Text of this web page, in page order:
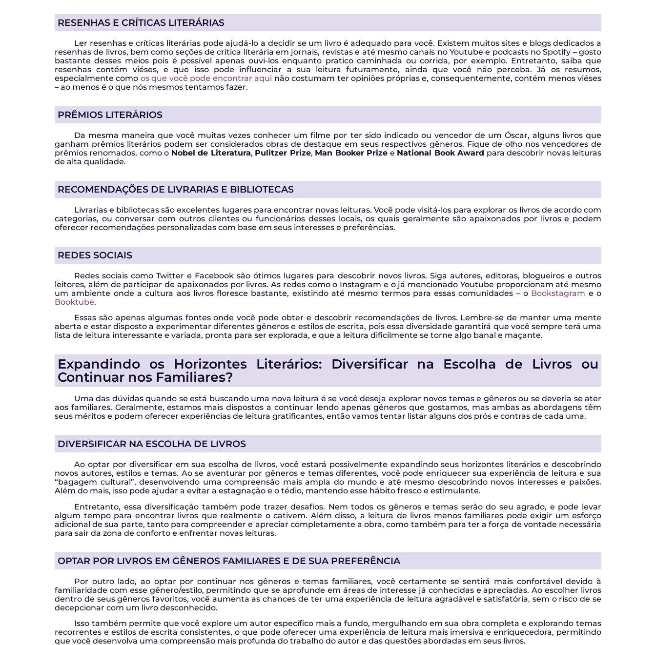
RESENHAS E CRÍTICAS LITERÁRIAS
Ler resenhas e críticas literárias pode ajudá-lo a decidir se um livro é adequado para você. Existem muitos sites e blogs dedicados a
resenhas de livros, bem como seções de crítica literária em jornais, revistas e até mesmo canais no Youtube e podcasts no Spotify – gosto
bastante desses meios pois é possível apenas ouvi-los enquanto pratico caminhada ou corrida, por exemplo. Entretanto, saiba que
resenhas contém viéses, e que isso pode influenciar a sua leitura futuramente, ainda que você não perceba. Já os resumos,
especialmente como os que você pode encontrar aqui não costumam ter opiniões próprias e, consequentemente, contém menos viéses
– ao menos é o que nós mesmos tentamos fazer.
PRÊMIOS LITERÁRIOS
Da mesma maneira que você muitas vezes conhecer um filme por ter sido indicado ou vencedor de um Óscar, alguns livros que
ganham prêmios literários podem ser considerados obras de destaque em seus respectivos gêneros. Fique de olho nos vencedores de
prêmios renomados, como o Nobel de Literatura, Pulitzer Prize, Man Booker Prize e National Book Award para descobrir novas leituras
de alta qualidade.
RECOMENDAÇÕES DE LIVRARIAS E BIBLIOTECAS
Livrarias e bibliotecas são excelentes lugares para encontrar novas leituras. Você pode visitá-los para explorar os livros de acordo com
categorias, ou conversar com outros clientes ou funcionários desses locais, os quais geralmente são apaixonados por livros e podem
oferecer recomendações personalizadas com base em seus interesses e preferências.
REDES SOCIAIS
Redes sociais como Twitter e Facebook são ótimos lugares para descobrir novos livros. Siga autores, editoras, blogueiros e outros
leitores, além de participar de apaixonados por livros. As redes como o Instagram e o já mencionado Youtube proporcionam até mesmo
um ambiente onde a cultura aos livros floresce bastante, existindo até mesmo termos para essas comunidades – o Bookstagram e o
Booktube.
Essas são apenas algumas fontes onde você pode obter e descobrir recomendações de livros. Lembre-se de manter uma mente
aberta e estar disposto a experimentar diferentes gêneros e estilos de escrita, pois essa diversidade garantirá que você sempre terá uma
lista de leitura interessante e variada, pronta para ser explorada, e que a leitura dificilmente se torne algo banal e maçante.
Expandindo os Horizontes Literários: Diversificar na Escolha de Livros ou
Continuar nos Familiares?
Uma das dúvidas quando se está buscando uma nova leitura é se você deseja explorar novos temas e gêneros ou se deveria se ater
aos familiares. Geralmente, estamos mais dispostos a continuar lendo apenas gêneros que gostamos, mas ambas as abordagens têm
seus méritos e podem oferecer experiências de leitura gratificantes, então vamos tentar listar alguns dos prós e contras de cada uma.
DIVERSIFICAR NA ESCOLHA DE LIVROS
Ao optar por diversificar em sua escolha de livros, você estará possivelmente expandindo seus horizontes literários e descobrindo
novos autores, estilos e temas. Ao se aventurar por gêneros e temas diferentes, você pode enriquecer sua experiência de leitura e sua
“bagagem cultural”, desenvolvendo uma compreensão mais ampla do mundo e até mesmo descobrindo novos interesses e paixões.
Além do mais, isso pode ajudar a evitar a estagnação e o tédio, mantendo esse hábito fresco e estimulante.
Entretanto, essa diversificação também pode trazer desafios. Nem todos os gêneros e temas serão do seu agrado, e pode levar
algum tempo para encontrar livros que realmente o cativem. Além disso, a leitura de livros menos familiares pode exigir um esforço
adicional de sua parte, tanto para compreender e apreciar completamente a obra, como também para ter a força de vontade necessária
para sair da zona de conforto e enfrentar novas leituras.
OPTAR POR LIVROS EM GÊNEROS FAMILIARES E DE SUA PREFERÊNCIA
Por outro lado, ao optar por continuar nos gêneros e temas familiares, você certamente se sentirá mais confortável devido à
familiaridade com esse gênero/estilo, permitindo que se aprofunde em áreas de interesse já conhecidas e apreciadas. Ao escolher livros
dentro de seus gêneros favoritos, você aumenta as chances de ter uma experiência de leitura agradável e satisfatória, sem o risco de se
decepcionar com um livro desconhecido.
Isso também permite que você explore um autor específico mais a fundo, mergulhando em sua obra completa e explorando temas
recorrentes e estilos de escrita consistentes, o que pode oferecer uma experiência de leitura mais imersiva e enriquecedora, permitindo
que você desenvolva uma compreensão mais profunda do trabalho do autor e das questões abordadas em seus livros.